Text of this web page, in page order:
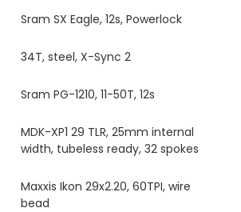
Sram SX Eagle, 12s, Powerlock
34T, steel, X-Sync 2
Sram PG-1210, 11-50T, 12s
MDK-XP1 29 TLR, 25mm internal
width, tubeless ready, 32 spokes
Maxxis Ikon 29x2.20, 60TPI, wire
bead